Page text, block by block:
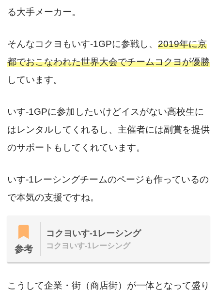
る大手メーカー。
そんなコクヨもいす-1GPに参戦し、 2019年に京
都でおこなわれた世界大会でチームコクヨが優勝
しています。
いす-1GPに参加したいけどイスがない高校生に
はレンタルしてくれるし、主催者には副賞を提供
のサポートもしてくれています。
いす-1レーシングチームのページも作っているの
で本気の支援ですね。
参考
コクヨいす-1レーシング
コクヨいす-1レーシング
こうして企業・街（商店街）が一体となって盛り